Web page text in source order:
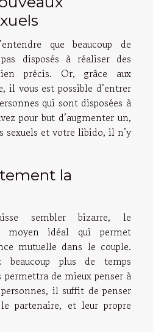
que beaucoup de
disposés à réaliser des
précis. Or, grâce aux
il vous est possible d’entrer
qui sont disposées à
pour but d’augmenter un,
sexuels et votre libido, il n’y
la
sembler bizarre, le
moyen idéal qui permet
mutuelle dans le couple.
beaucoup plus de temps
permettra de mieux penser à
il suffit de penser
partenaire, et leur propre